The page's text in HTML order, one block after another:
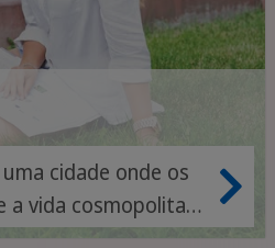
cidade onde os
a vida cosmopolita